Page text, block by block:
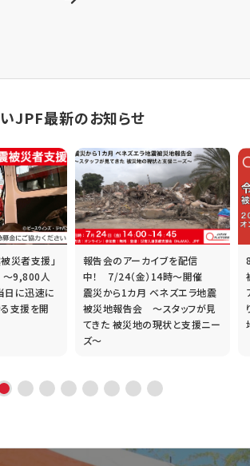
いJPF最新のお知らせ
災者支援」
～9,800人
日に迅速に
支援を開
報告会のアーカイブを配信
中！ 7/24（金）14時～開催
震災から1カ月 ベネズエラ地震
被災地報告会 ～スタッフが見
てきた 被災地の現状と支援ニー
ズ～